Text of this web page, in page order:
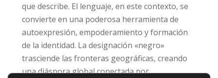
que describe. El lenguaje, en este contexto, se
convierte en una poderosa herramienta de
autoexpresión, empoderamiento y formación
de la identidad. La designación «negro»
trasciende las fronteras geográficas, creando
una diáspora global conectada por